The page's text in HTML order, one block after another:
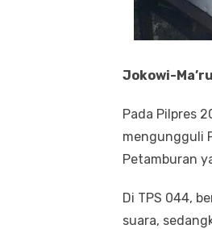
Jokowi-
Pada Pilpres
mengungguli
Petamburan
Di TPS 044,
suara,